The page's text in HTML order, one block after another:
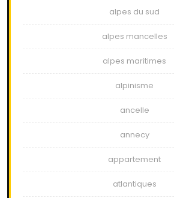
alpes du sud
alpes mancelles
alpes maritimes
alpinisme
ancelle
annecy
appartement
atlantiques